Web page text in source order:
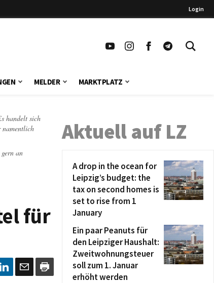
Login
MELDER MARKTPLATZ
handelt sich
namentlich
an
für
Aktuell auf LZ
A drop in the ocean for
Leipzig’s budget: the
tax on second homes is
set to rise from 1
January
Ein paar Peanuts für
den Leipziger Haushalt:
Zweitwohnungsteuer
soll zum 1. Januar
erhöht werden